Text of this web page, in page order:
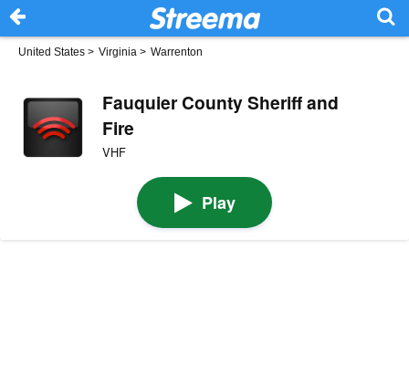
United States > Virginia > Warrenton
Fauquier County Sheriff and
Fire
VHF
Play